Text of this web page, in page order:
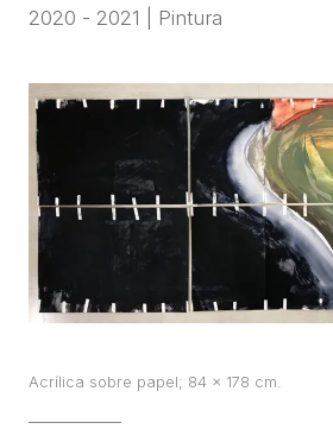
TRABALHOS
EXPOSIÇÕES
PROJETOS
2020 - 2021 | Pintura
Acrílica sobre papel; 84 x 178 cm.